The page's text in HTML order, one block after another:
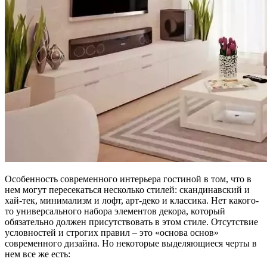
Особенность современного интерьера гостиной в том, что в
нем могут пересекаться несколько стилей: скандинавский и
хай-тек, минимализм и лофт, арт-деко и классика. Нет какого-
то универсального набора элементов декора, который
обязательно должен присутствовать в этом стиле. Отсутствие
условностей и строгих правил – это «основа основ»
современного дизайна. Но некоторые выделяющиеся черты в
нем все же есть: